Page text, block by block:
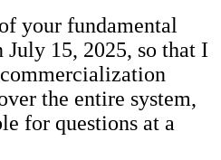
your fundamental
July 15, 2025, so that I
the entire system,
for questions at a